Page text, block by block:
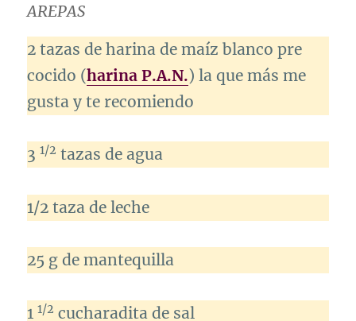
AREPAS
2 tazas de harina de maíz blanco pre
cocido (harina P.A.N.) la que más me
gusta y te recomiendo
31/2 tazas de agua
1/2 taza de leche
25 g de mantequilla
11/2 cucharadita de sal